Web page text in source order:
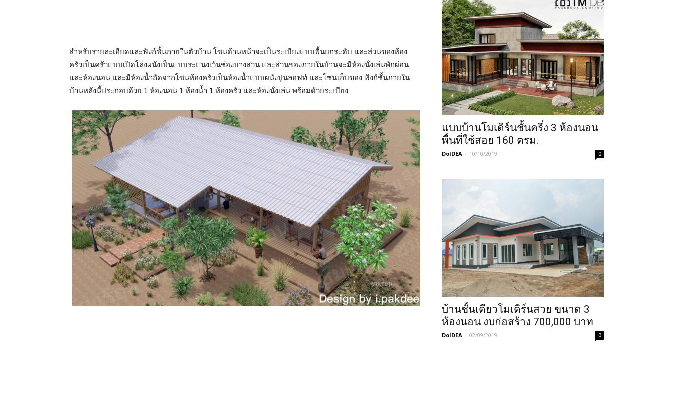
สำหรับรายละเอียดและฟังก์ชั้นภายในตัวบ้าน โซนด้านหน้าจะเป็นระเบียงแบบพื้นยกระดับ และส่วนของห้อง
ครัวเป็นครัวแบบเปิดโล่งผนังเป็นแบบระแนงเว้นช่องบางสวน และส่วนของภายในบ้านจะมีห้องนั่งเล่นพักผ่อน
และห้องนอน และมีห้องน้ำถัดจากโซนห้องครัวเป็นห้องน้ำแบบผนังปูนลอฟท์ และโซนเก็บของ ฟังก์ชั้นภายใน
บ้านหลังนี้ประกอบด้วย 1 ห้องนอน 1 ห้องน้ำ 1 ห้องครัว และห้องนั่งเล่น พร้อมด้วยระเบียง
แบบบ้านโมเดิร์นชั้นครึ่ง 3 ห้องนอน
พื้นที่ใช้สอย 160 ตรม.
DoIDEA - 10/10/2019 0
บ้านชั้นเดียวโมเดิร์นสวย ขนาด 3
ห้องนอน งบก่อสร้าง 700,000 บาท
DoIDEA - 02/09/2019 0